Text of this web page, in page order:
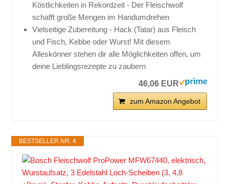
Köstlichkeiten in Rekordzeit - Der Fleischwolf
schafft große Mengen im Handumdrehen
Vielseitige Zubereitung - Hack (Tatar) aus Fleisch
und Fisch, Kebbe oder Wurst! Mit diesem
Alleskönner stehen dir alle Möglichkeiten offen, um
deine Lieblingsrezepte zu zaubern
46,06 EUR
zum Amazon Angebot
BESTSELLER NR. 4